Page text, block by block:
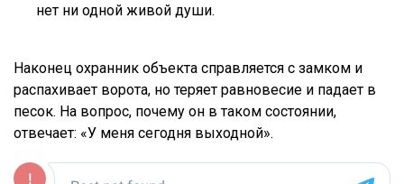
нет ни одной живой души.
Наконец охранник объекта справляется с замком и
распахивает ворота, но теряет равновесие и падает в
песок. На вопрос, почему он в таком состоянии,
отвечает: «У меня сегодня выходной».